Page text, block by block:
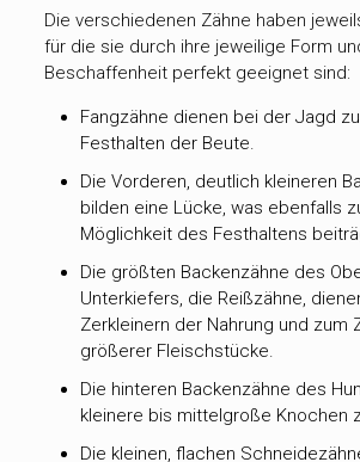
Die verschiedenen Zähne haben
für die sie durch ihre jeweilige Form
Beschaffenheit perfekt geeignet sind:
Fangzähne dienen bei der Jagd
Festhalten der Beute.
Die Vorderen, deutlich kleineren
bilden eine Lücke, was ebenfalls
Möglichkeit des Festhaltens
Die größten Backenzähne des
Unterkiefers, die Reißzähne,
Zerkleinern der Nahrung und zum
größerer Fleischstücke.
Die hinteren Backenzähne des
kleinere bis mittelgroße Knochen
Die kleinen, flachen